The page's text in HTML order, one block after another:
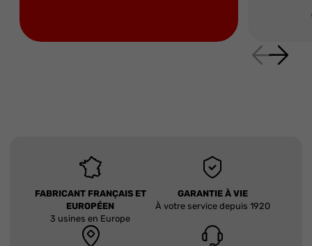
FABRICANT FRANÇAIS ET
EUROPÉEN
3 usines en Europe
GARANTIE À VIE
À votre service depuis 1920